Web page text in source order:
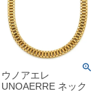
ウノアエレ
UNOAERRE ネック